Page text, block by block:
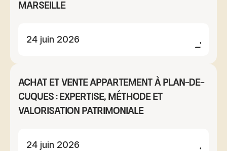
Marseille
24 juin 2026
Achat et vente appartement à Plan-de-
Cuques : expertise, méthode et
valorisation patrimoniale
24 juin 2026